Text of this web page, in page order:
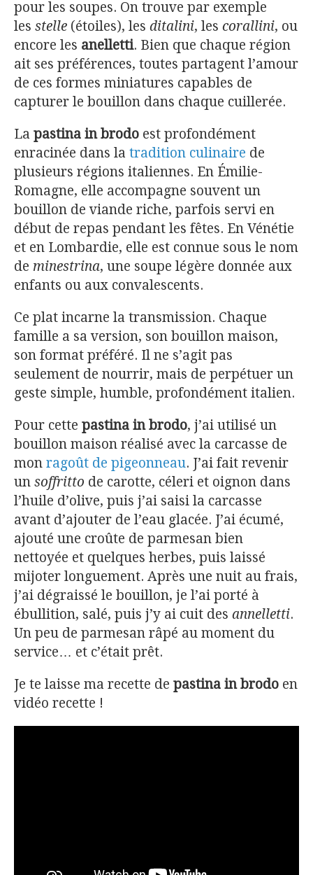
pour les soupes. On trouve par exemple
les stelle (étoiles), les ditalini, les corallini, ou
encore les anelletti. Bien que chaque région
ait ses préférences, toutes partagent l’amour
de ces formes miniatures capables de
capturer le bouillon dans chaque cuillerée.
La pastina in brodo est profondément
enracinée dans la tradition culinaire de
plusieurs régions italiennes. En Émilie-
Romagne, elle accompagne souvent un
bouillon de viande riche, parfois servi en
début de repas pendant les fêtes. En Vénétie
et en Lombardie, elle est connue sous le nom
de minestrina, une soupe légère donnée aux
enfants ou aux convalescents.
Ce plat incarne la transmission. Chaque
famille a sa version, son bouillon maison,
son format préféré. Il ne s’agit pas
seulement de nourrir, mais de perpétuer un
geste simple, humble, profondément italien.
Pour cette pastina in brodo, j’ai utilisé un
bouillon maison réalisé avec la carcasse de
mon ragoût de pigeonneau. J’ai fait revenir
un soffritto de carotte, céleri et oignon dans
l’huile d’olive, puis j’ai saisi la carcasse
avant d’ajouter de l’eau glacée. J’ai écumé,
ajouté une croûte de parmesan bien
nettoyée et quelques herbes, puis laissé
mijoter longuement. Après une nuit au frais,
j’ai dégraissé le bouillon, je l’ai porté à
ébullition, salé, puis j’y ai cuit des annelletti.
Un peu de parmesan râpé au moment du
service… et c’était prêt.
Je te laisse ma recette de pastina in brodo en
vidéo recette !